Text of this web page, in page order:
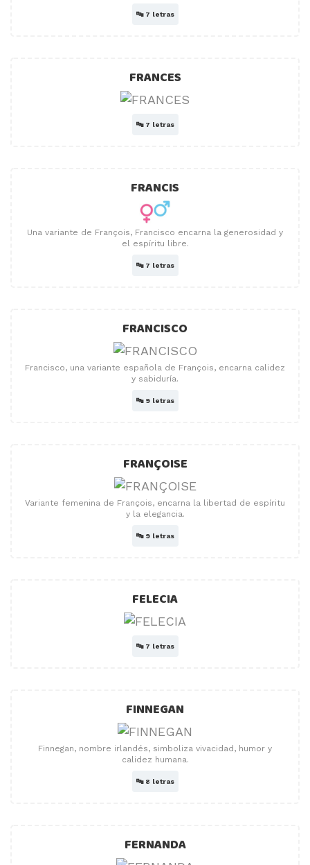
🔤 7 letras
FRANCES
🔤 7 letras
FRANCIS
Una variante de François, Francisco encarna la generosidad y
el espíritu libre.
🔤 7 letras
FRANCISCO
Francisco, una variante española de François, encarna calidez
y sabiduría.
🔤 9 letras
FRANÇOISE
Variante femenina de François, encarna la libertad de espíritu
y la elegancia.
🔤 9 letras
FELECIA
🔤 7 letras
FINNEGAN
Finnegan, nombre irlandés, simboliza vivacidad, humor y
calidez humana.
🔤 8 letras
FERNANDA